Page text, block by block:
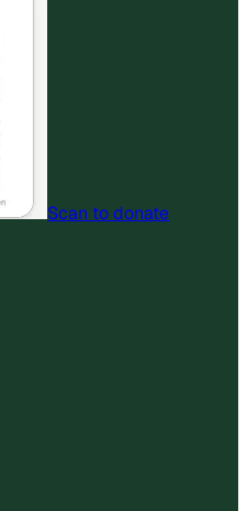
Scan to donate